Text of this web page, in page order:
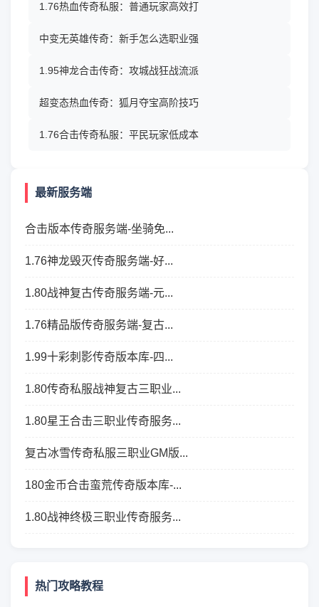
1.76热血传奇私服：普通玩家高效打
中变无英雄传奇：新手怎么选职业强
1.95神龙合击传奇：攻城战狂战流派
超变态热血传奇：狐月夺宝高阶技巧
1.76合击传奇私服：平民玩家低成本
最新服务端
合击版本传奇服务端-坐骑免...
1.76神龙毁灭传奇服务端-好...
1.80战神复古传奇服务端-元...
1.76精品版传奇服务端-复古...
1.99十彩刺影传奇版本库-四...
1.80传奇私服战神复古三职业...
1.80星王合击三职业传奇服务...
复古冰雪传奇私服三职业GM版...
180金币合击蛮荒传奇版本库-...
1.80战神终极三职业传奇服务...
热门攻略教程